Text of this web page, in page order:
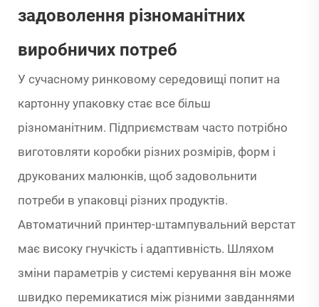
задоволення різноманітних
виробничих потреб
У сучасному ринковому середовищі попит на
картонну упаковку стає все більш
різноманітним. Підприємствам часто потрібно
виготовляти коробки різних розмірів, форм і
друкованих малюнків, щоб задовольнити
потреби в упаковці різних продуктів.
Автоматичний принтер-штампувальний верстат
має високу гнучкість і адаптивність. Шляхом
зміни параметрів у системі керування він може
швидко перемикатися між різними завданнями